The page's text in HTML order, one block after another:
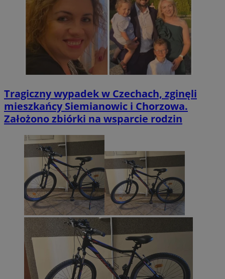
Tragiczny wypadek w Czechach, zginęli
mieszkańcy Siemianowic i Chorzowa.
Założono zbiórki na wsparcie rodzin